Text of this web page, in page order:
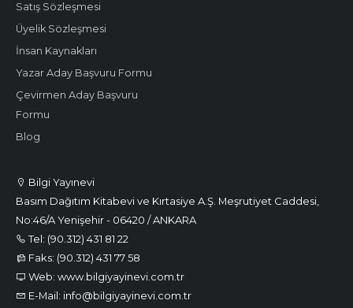
Bilgi Yayınevi
Basım Dağıtım Kitabevi ve Kırtasiye A.Ş. Meşrutiyet Caddesi,
No:46/A Yenişehir - 06420 / ANKARA
Tel: (90.312) 431 81 22
Faks: (90.312) 431 77 58
Web: www.bilgiyayinevi.com.tr
E-Mail: info@bilgiyayinevi.com.tr
Satış Sözleşmesi
Üyelik Sözleşmesi
İnsan Kaynakları
Yazar Aday Başvuru Formu
Çevirmen Aday Başvuru
Formu
Blog